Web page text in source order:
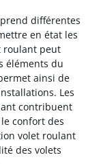
différentes
en état les
roulant peut
éléments du
ainsi de
Les
contribuent
confort des
volet roulant
des volets